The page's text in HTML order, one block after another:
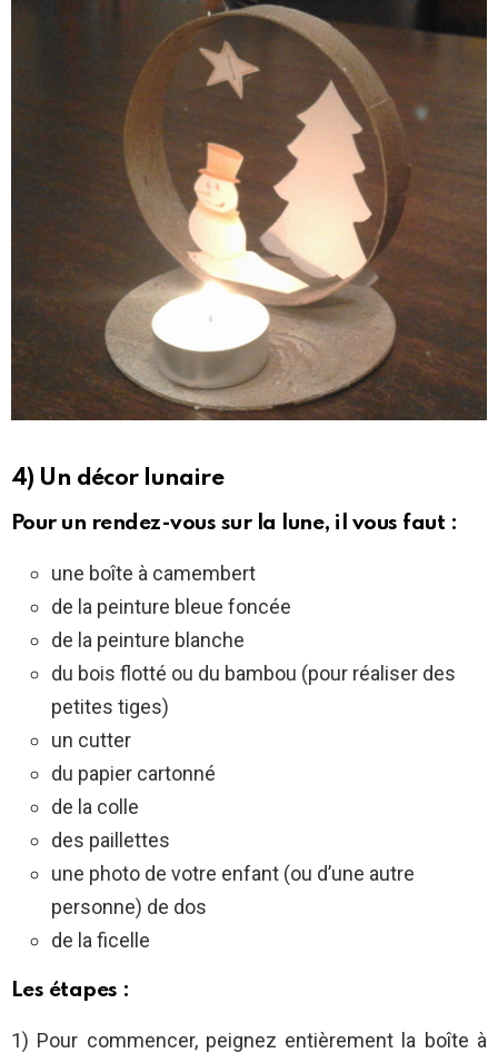
4) Un décor lunaire
Pour un rendez-vous sur la lune, il vous faut :
une boîte à camembert
de la peinture bleue foncée
de la peinture blanche
du bois flotté ou du bambou (pour réaliser des
petites tiges)
un cutter
du papier cartonné
de la colle
des paillettes
une photo de votre enfant (ou d’une autre
personne) de dos
de la ficelle
Les étapes :
1) Pour commencer, peignez entièrement la boîte à